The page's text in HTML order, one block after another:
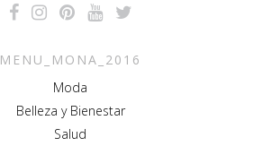
MENU_MONA_2016
Moda
Belleza y Bienestar
Salud